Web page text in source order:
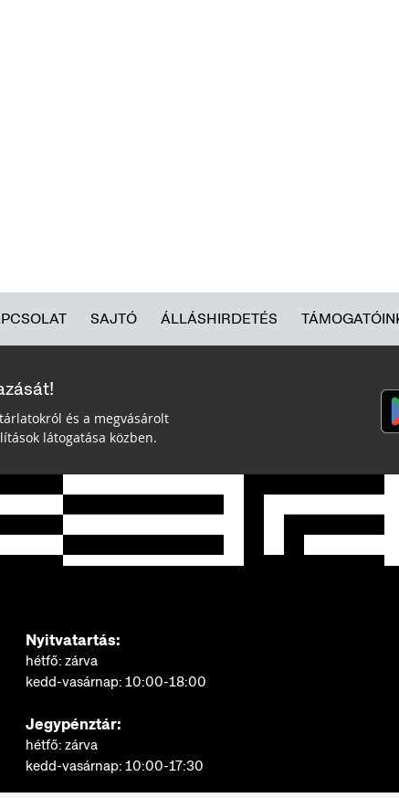
SAJTÓ ÁLLÁSHIRDETÉS
és a megvásárolt
látogatása közben.
Nyitvatartás:
hétfő: zárva
kedd-vasárnap: 10:00-18:00
Jegypénztár:
hétfő: zárva
kedd-vasárnap: 10:00-17:30